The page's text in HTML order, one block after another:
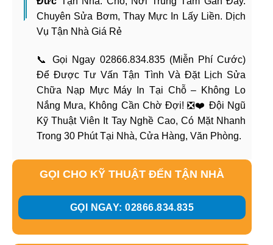
Chuyên Sửa Bơm, Thay Mực In Lấy Liền. Dịch
Vụ Tận Nhà Giá Rẻ
📞 Gọi Ngay 02866.834.835 (Miễn Phí Cước)
Để Được Tư Vấn Tận Tình Và Đặt Lịch Sửa
Chữa Nạp Mực Máy In Tại Chỗ – Không Lo
Nắng Mưa, Không Cần Chờ Đợi! ❎❤️ Đội Ngũ
Kỹ Thuật Viên It Tay Nghề Cao, Có Mặt Nhanh
Trong 30 Phút Tại Nhà, Cửa Hàng, Văn Phòng.
GỌI CHO KỸ THUẬT ĐẾN TẬN NHÀ
GỌI NGAY: 02866.834.835